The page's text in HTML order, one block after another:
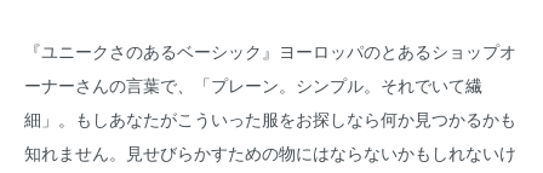
『ユニークさのあるベーシック』ヨーロッパのとあるショップオ
ーナーさんの言葉で、「プレーン。シンプル。それでいて繊
細」。もしあなたがこういった服をお探しなら何か見つかるかも
知れません。見せびらかすための物にはならないかもしれないけ